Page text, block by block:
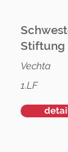
Stiftung
Vechta
1.LF